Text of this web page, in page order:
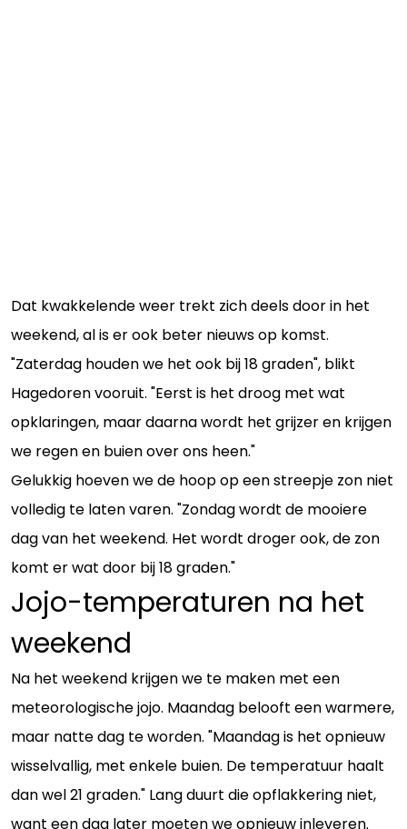
Dat kwakkelende weer trekt zich deels door in het
weekend, al is er ook beter nieuws op komst.
"Zaterdag houden we het ook bij 18 graden", blikt
Hagedoren vooruit. "Eerst is het droog met wat
opklaringen, maar daarna wordt het grijzer en krijgen
we regen en buien over ons heen."
Gelukkig hoeven we de hoop op een streepje zon niet
volledig te laten varen. "Zondag wordt de mooiere
dag van het weekend. Het wordt droger ook, de zon
komt er wat door bij 18 graden."
Jojo-temperaturen na het
weekend
Na het weekend krijgen we te maken met een
meteorologische jojo. Maandag belooft een warmere,
maar natte dag te worden. "Maandag is het opnieuw
wisselvallig, met enkele buien. De temperatuur haalt
dan wel 21 graden." Lang duurt die opflakkering niet,
want een dag later moeten we opnieuw inleveren.